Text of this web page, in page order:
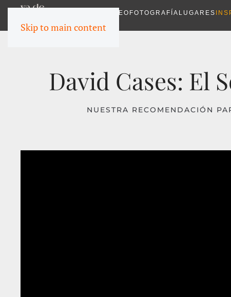
Skip to main content
VIDEO FOTOGRAFÍA LUGARES
David Cases: El
NUESTRA RECOMENDACIÓN